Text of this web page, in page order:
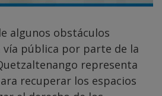
algunos obstáculos
vía pública por parte de la
representa
recuperar los espacios